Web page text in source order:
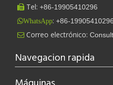
 Tel: +86-19905410296
WhatsApp: +86-19905410296
 Correo electrónico:
Navegacion rapida
Máquinas